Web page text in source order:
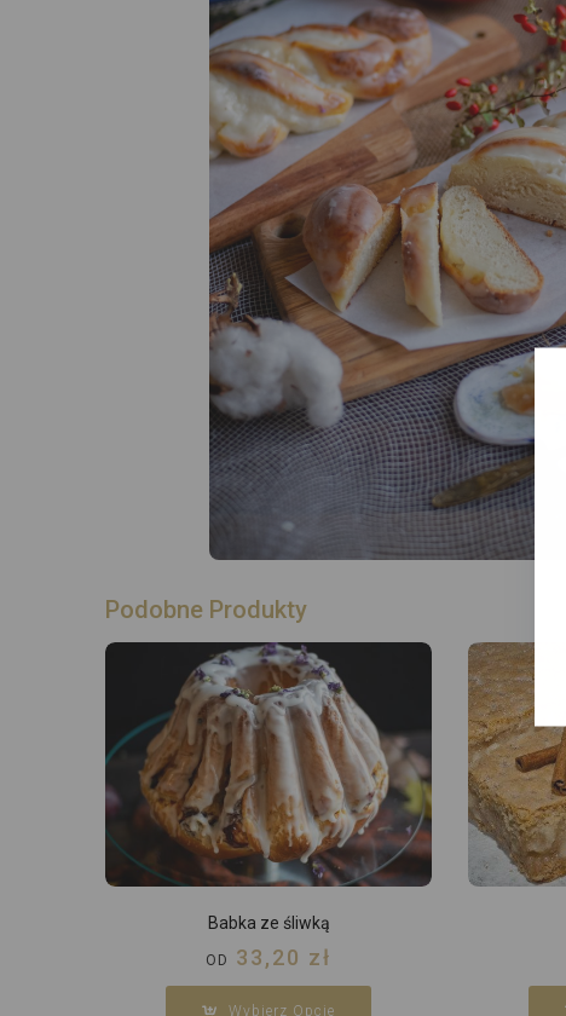
Podobne Produkty
Babka ze śliwką
OD 33,20 zł
Wybierz Opcje